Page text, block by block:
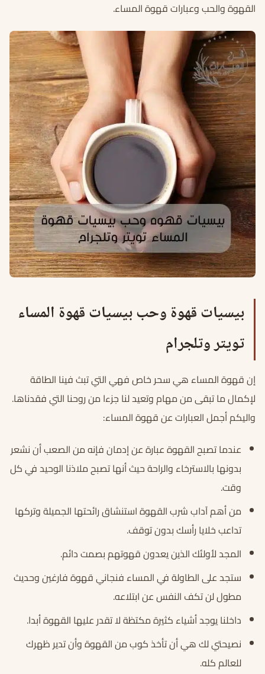
القهوة والحب وعبارات قهوة المساء.
بيسيات قهوة وحب بيسيات قهوة المساء
تويتر وتلجرام
إن قهوة المساء هي سحر خاص فهي التي تبث فينا الطاقة
لإكمال ما تبقى من مهام وتعيد لنا جزءا من روحنا التي فقدناها.
واليكم أجمل العبارات عن قهوة المساء:
عندما تصبح القهوة عبارة عن إدمان فإنه من الصعب أن نشعر
بدونها بالاسترخاء والراحة حيث أنها تصبح ملاذنا الوحيد في كل
وقت.
من أهم آداب شرب القهوة استنشاق رائحتها الجميلة وتركها
تداعب خلايا رأسك بدون توقف.
المجد لأولئك الذين يعدون قهوتهم بصمت دائم.
ستجد على الطاولة في المساء فنجاني قهوة فارغين وحديث
مطول لن تكف النفس عن ابتلاعه.
داخلنا يوجد أشياء كثيرة مكتظة لا تقدر عليها القهوة أبدا.
نصيحتي لك هي أن تأخذ كوب من القهوة وأن تدير ظهرك
للعالم كله.